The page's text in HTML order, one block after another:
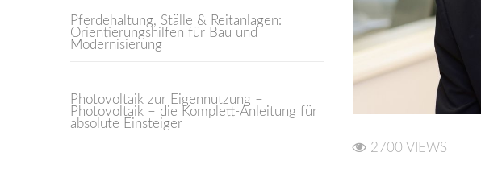
Pferdehaltung, Ställe & Reitanlagen:
Orientierungshilfen für Bau und
Modernisierung
Photovoltaik zur Eigennutzung –
Photovoltaik – die Komplett-Anleitung für
absolute Einsteiger
2700 VIEWS